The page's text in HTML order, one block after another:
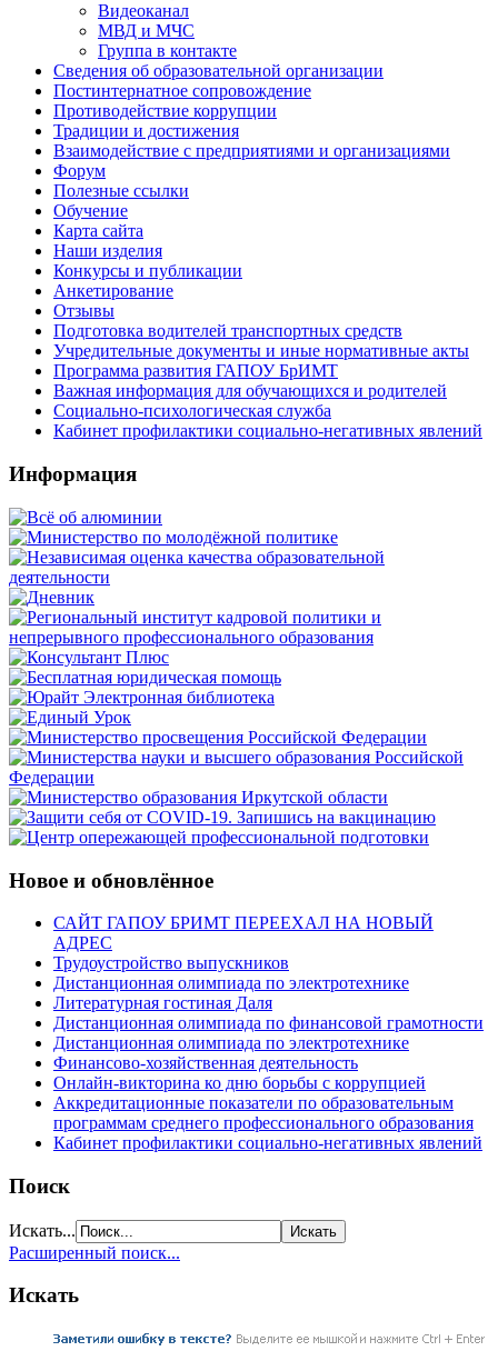
Видеоканал
МВД и МЧС
Группа в контакте
Сведения об образовательной организации
Постинтернатное сопровождение
Противодействие коррупции
Традиции и достижения
Взаимодействие с предприятиями и организациями
Форум
Полезные ссылки
Обучение
Карта сайта
Наши изделия
Конкурсы и публикации
Анкетирование
Отзывы
Подготовка водителей транспортных средств
Учредительные документы и иные нормативные акты
Программа развития ГАПОУ БрИМТ
Важная информация для обучающихся и родителей
Социально-психологическая служба
Кабинет профилактики социально-негативных явлений
Информация
Новое и обновлённое
САЙТ ГАПОУ БРИМТ ПЕРЕЕХАЛ НА НОВЫЙ
АДРЕС
Трудоустройство выпускников
Дистанционная олимпиада по электротехнике
Литературная гостиная Даля
Дистанционная олимпиада по финансовой грамотности
Дистанционная олимпиада по электротехнике
Финансово-хозяйственная деятельность
Онлайн-викторина ко дню борьбы с коррупцией
Аккредитационные показатели по образовательным
программам среднего профессионального образования
Кабинет профилактики социально-негативных явлений
Поиск
Искать...
Расширенный поиск...
Искать